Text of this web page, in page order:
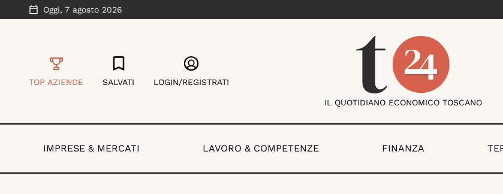
Oggi, 7 agosto 2026
TOP AZIENDE SALVATI LOGIN/REGISTRATI
IL QUOTIDIANO ECONOMICO TOSCANO
IMPRESE & MERCATI LAVORO & COMPETENZE FINANZA